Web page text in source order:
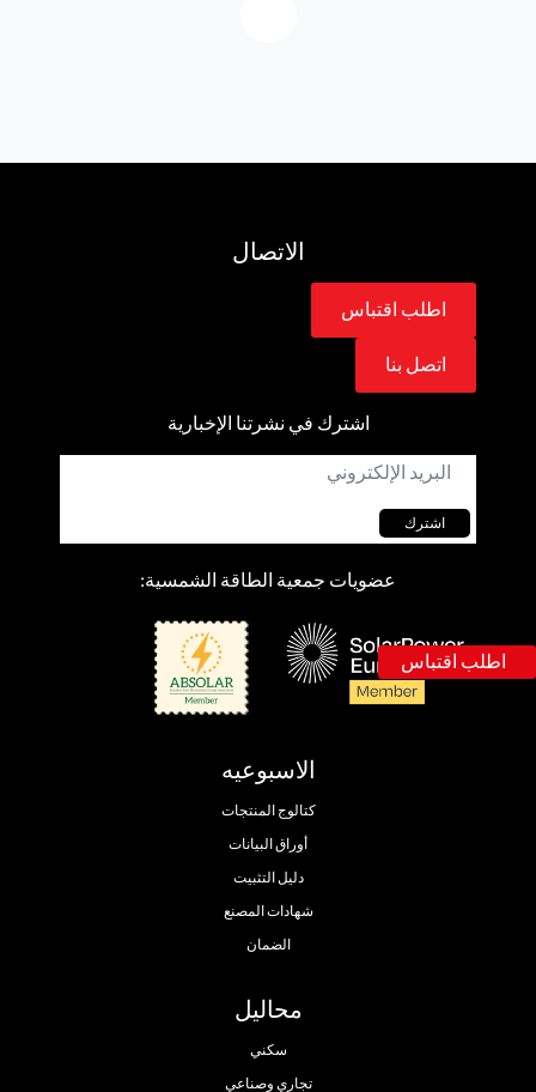
اطلب اقتباس
محاليل
سكني
تجاري وصناعي
الاسبوعيه
كتالوج المنتجات
أوراق البيانات
دليل التثبيت
شهادات المصنع
الضمان
الاتصال
اطلب اقتباس
اتصل بنا
اشترك في نشرتنا الإخبارية
البريد
الإلكتروني
اشترك
عضويات جمعية الطاقة الشمسية: